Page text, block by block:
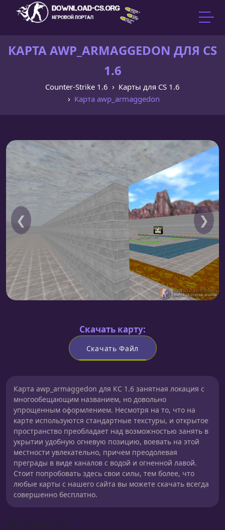
КАРТА AWP_ARMAGGEDON ДЛЯ CS
1.6
Counter-Strike 1.6
Карты для CS 1.6
Карта awp_armaggedon
❮ ❯
Скачать карту:
Скачать Файл
Карта awp_armaggedon для КС 1.6 занятная локация с
многообещающим названием, но довольно
упрощенным оформлением. Несмотря на то, что на
карте используются стандартные текстуры, и открытое
пространство преобладает над возможностью занять в
укрытии удобную огневую позицию, воевать на этой
местности увлекательно, причем преодолевая
преграды в виде каналов с водой и огненной лавой.
Стоит попробовать здесь свои силы, тем более, что
любые карты с нашего сайта вы можете скачать всегда
совершенно бесплатно.